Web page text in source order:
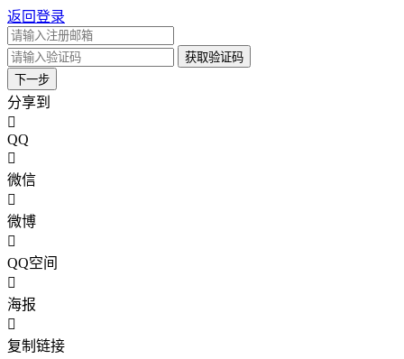
返回登录
获取验证码
下一步
分享到
QQ
微信
微博
QQ空间
海报
复制链接